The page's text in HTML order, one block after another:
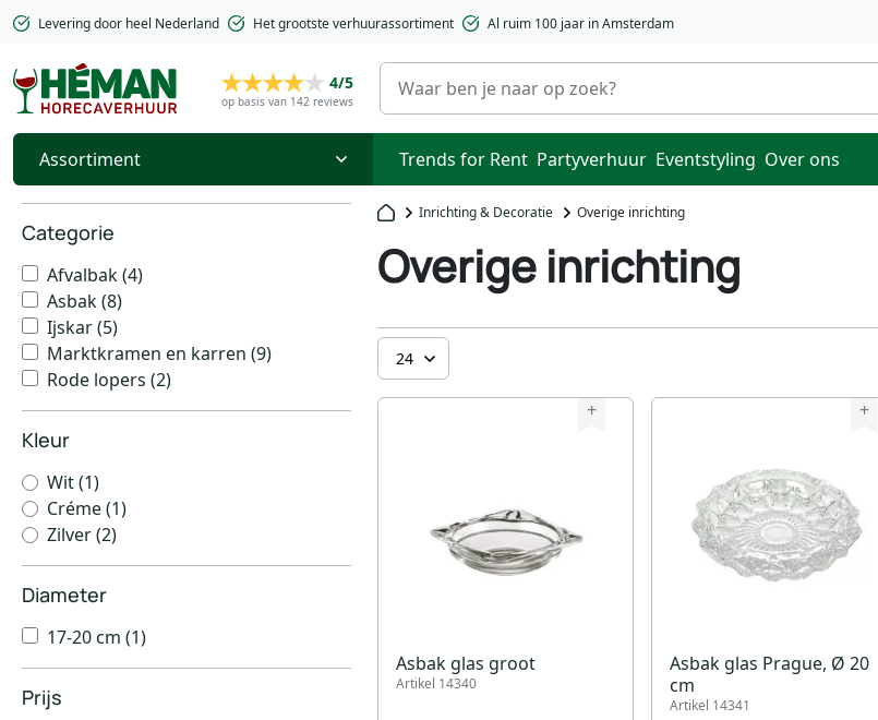
Levering door heel Nederland Het grootste verhuurassortiment Al ruim 100 jaar in Amsterdam
4/5
op basis van 142 reviews
Assortiment Trends for Rent Partyverhuur Eventstyling Over ons
Categorie
Afvalbak(4)
Asbak(8)
Ijskar(5)
Marktkramen en karren (9)
Rode lopers (2)
Kleur
Wit(1)
Créme(1)
Zilver(2)
Diameter
17-20 cm (1)
Prijs
Inrichting & Decoratie Overige inrichting
Overige inrichting
+
Asbak glas groot
Artikel 14340
+
Asbak glas Prague, Ø 20
cm
Artikel 14341